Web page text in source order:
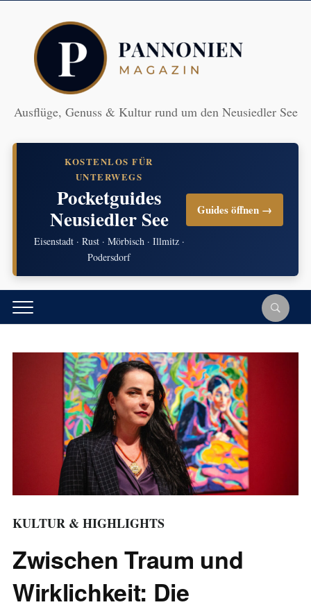
Ausflüge, Genuss & Kultur rund um den Neusiedler See
KOSTENLOS FÜR
UNTERWEGS
Pocketguides
Neusiedler See
Eisenstadt · Rust · Mörbisch · Illmitz ·
Podersdorf
Guides öffnen →
KULTUR & HIGHLIGHTS
Zwischen Traum und
Wirklichkeit: Die